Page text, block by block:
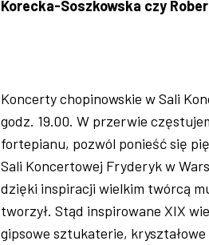
Korecka-Soszkowska czy
Koncerty chopinowskie w Sali
godz. 19.00. W przerwie
fortepianu, pozwól ponieść się
Sali Koncertowej Fryderyk w
dzięki inspiracji wielkim twórcą
tworzył. Stąd inspirowane XIX
gipsowe sztukaterie,